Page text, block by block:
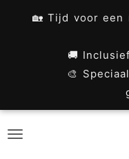
🏡 Tijd voor een
🚚
🎨